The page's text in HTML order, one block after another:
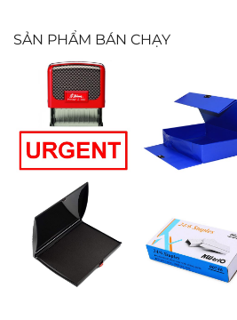
SẢN PHẨM BÁN CHẠY
Đóng dấu
“Urgent”
Bìa hộp simili
5cm
Tampon Shiny
đen SP3
Kim bấm
Kwtrio no.03